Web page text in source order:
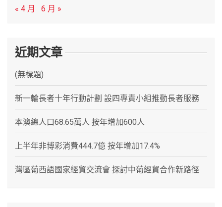
« 4 月
6 月 »
近期文章
(無標題)
新一輪長者十年行動計劃 設四專責小組推動長者服務
本澳總人口68.65萬人 按年增加600人
上半年非博彩消費444.7億 按年增加17.4%
灣區葡西語國家經貿交流會 探討中葡經貿合作新路徑